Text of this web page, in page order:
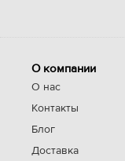
О компании
О нас
Контакты
Блог
Доставка